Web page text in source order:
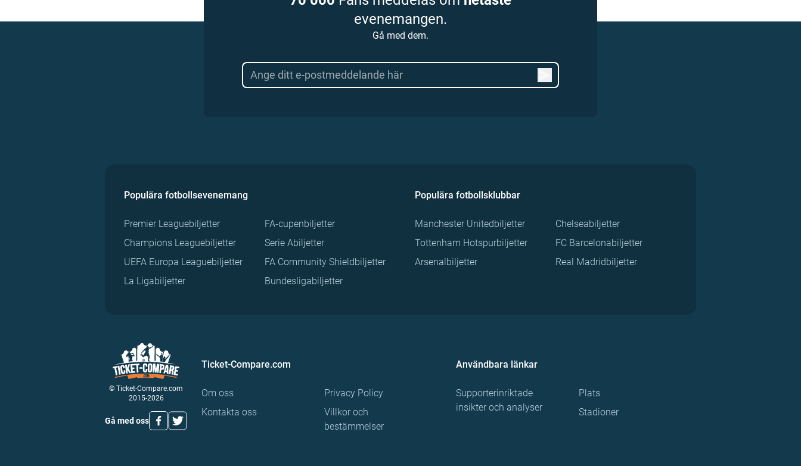
evenemangen.
Gå med dem.
Populära fotbollsevenemang
Premier Leaguebiljetter
Champions Leaguebiljetter
UEFA Europa Leaguebiljetter
La Ligabiljetter
FA-cupenbiljetter
Serie Abiljetter
FA Community Shieldbiljetter
Bundesligabiljetter
Populära fotbollsklubbar
Manchester Unitedbiljetter
Tottenham Hotspurbiljetter
Arsenalbiljetter
Chelseabiljetter
FC Barcelonabiljetter
Real Madridbiljetter
© Ticket-Compare.com
2015-2026
Gå med oss
Ticket-Compare.com
Om oss
Kontakta oss
Privacy Policy
Villkor och
bestämmelser
Användbara länkar
Supporterinriktade
insikter och analyser
Plats
Stadioner